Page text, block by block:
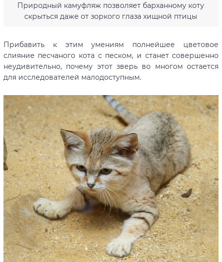
Природный камуфляж позволяет барханному коту
скрыться даже от зоркого глаза хищной птицы
Прибавить к этим умениям полнейшее цветовое
слияние песчаного кота с песком, и станет совершенно
неудивительно, почему этот зверь во многом остается
для исследователей малодоступным.